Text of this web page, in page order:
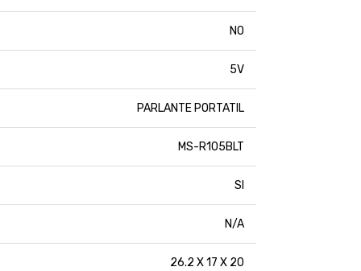
NO
5V
PARLANTE PORTATIL
MS-R105BLT
SI
N/A
26.2 X 17 X 20